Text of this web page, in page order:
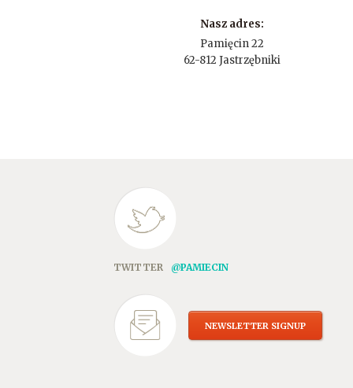
Nasz adres:
Pamięcin 22
62-812 Jastrzębniki
TWITTER @PAMIECIN
NEWSLETTER SIGNUP